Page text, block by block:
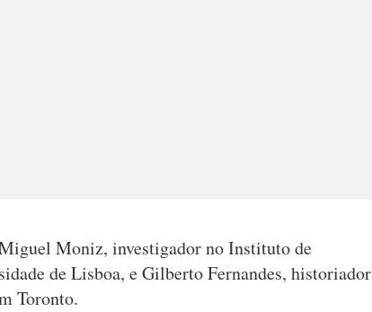
Moniz, investigador no Instituto de
de Lisboa, e Gilberto Fernandes, historiador
Toronto.